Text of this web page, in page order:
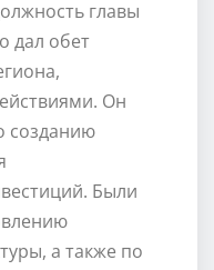
главы
дал обет
Он
созданию
Были
а также по